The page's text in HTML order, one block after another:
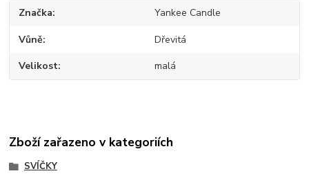
Značka Yankee Candle
Vůně Dřevitá
Velikost malá
Zboží zařazeno v kategoriích
SVÍČKY